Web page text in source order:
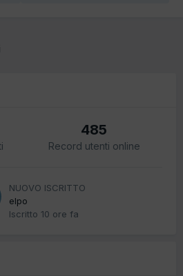
485
Record utenti online
NUOVO ISCRITTO
elpo
Iscritto 10 ore fa